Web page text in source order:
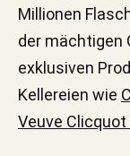
Millionen
der mächtigen
exklusiven
Kellereien wie
Veuve